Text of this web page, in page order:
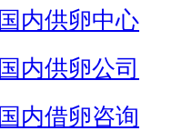
国内供卵中心
国内供卵公司
国内借卵咨询